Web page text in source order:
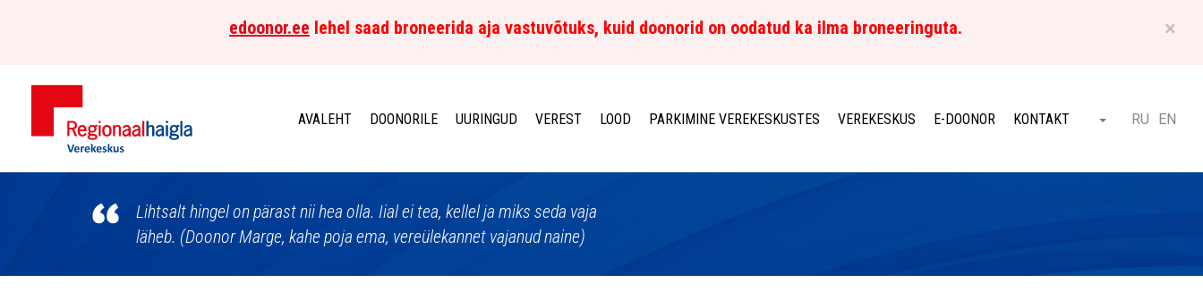
×
edoonor.ee lehel saad broneerida aja vastuvõtuks, kuid doonorid on oodatud ka ilma broneeringuta.
Põhja-
AVALEHT DOONORILE UURINGUD VEREST LOOD PARKIMINE VEREKESKUSTES VEREKESKUS E-DOONOR KONTAKT Otsi ET
RU EN
Lihtsalt hingel on pärast nii hea olla. Iial ei tea, kellel ja miks seda vaja
läheb. (Doonor Marge, kahe poja ema, vereülekannet vajanud naine)